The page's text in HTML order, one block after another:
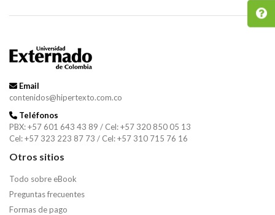
Email
contenidos@hipertexto.com.co
Teléfonos
PBX: +57 601 643 43 89 / Cel: +57 320 850 05 13
Cel: +57 323 223 87 73 / Cel: +57 310 715 76 16
Otros sitios
Todo sobre eBook
Preguntas frecuentes
Formas de pago